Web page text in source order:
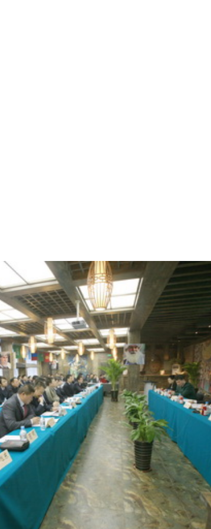
巡游 阿勒泰布尔津县巡游 伊犁州察布查尔县巡游
国家记忆B馆 红山玉馆 酒店大厅 料场餐厅 健身房